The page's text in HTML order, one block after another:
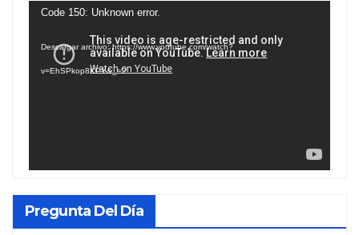
Reproductor
vídeo
Code 150: Unknown error.
Descargar archivo: https://www.youtube.com/watch?
v=EhSPkop8KPY&_=2
Pregunta Del Día